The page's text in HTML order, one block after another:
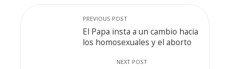
PREVIOUS POST
El Papa insta a un cambio hacia
los homosexuales y el aborto
NEXT POST